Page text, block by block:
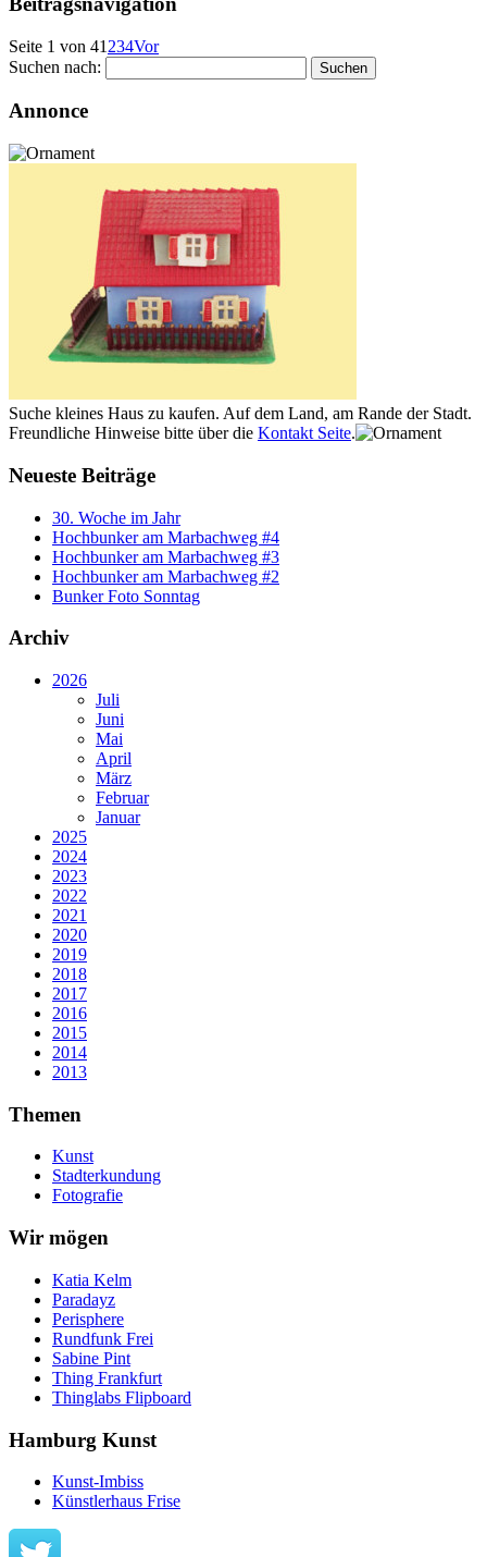
Seite 1 von 41 234Vor
Suchen nach:
Annonce
Suche kleines Haus zu kaufen. Auf dem Land, am Rande der Stadt.
Freundliche Hinweise bitte über die Kontakt Seite.
Neueste Beiträge
30. Woche im Jahr
Hochbunker am Marbachweg #4
Hochbunker am Marbachweg #3
Hochbunker am Marbachweg #2
Bunker Foto Sonntag
Archiv
2026
Juli
Juni
Mai
April
März
Februar
Januar
2025
2024
2023
2022
2021
2020
2019
2018
2017
2016
2015
2014
2013
Themen
Kunst
Stadterkundung
Fotografie
Wir mögen
Katia Kelm
Paradayz
Perisphere
Rundfunk Frei
Sabine Pint
Thing Frankfurt
Thinglabs Flipboard
Hamburg Kunst
Kunst-Imbiss
Künstlerhaus Frise